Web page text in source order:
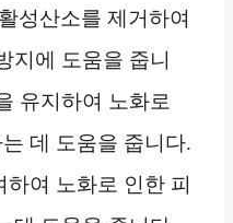
성산소를 제거하여
지에 도움을 줍니
유지하여 노화로
데 도움을 줍니다.
여 노화로 인한 피